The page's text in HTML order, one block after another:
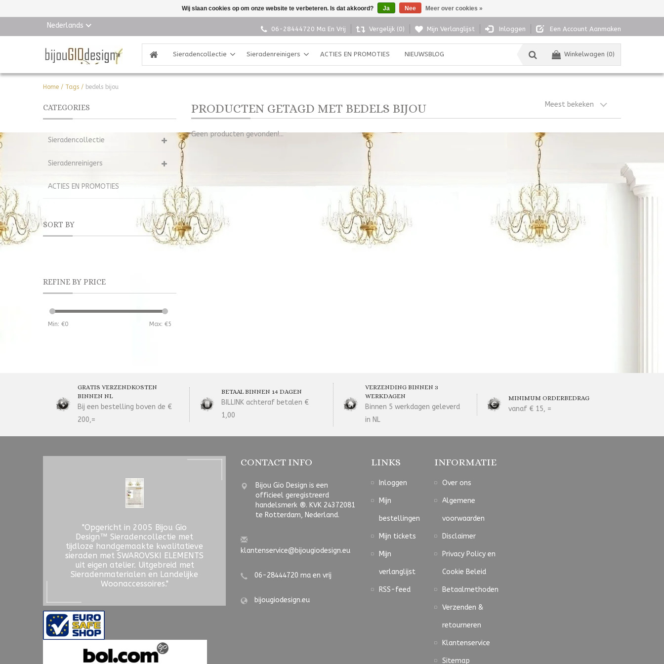
Nederlands 06-28444720 Ma En Vrij Vergelijk (0) Mijn Verlanglijst Inloggen Een Account Aanmaken
Winkelwagen (0)
Sieradencollectie Sieradenreinigers ACTIES EN PROMOTIES NIEUWSBLOG
Home / Tags / bedels bijou
CATEGORIES
Sieradencollectie
Sieradenreinigers
ACTIES EN PROMOTIES
SORT BY
REFINE BY PRICE
Min: €0 Max: €5
PRODUCTEN GETAGD MET BEDELS BIJOU Meest bekeken
Geen producten gevonden!...
GRATIS VERZENDKOSTEN
BINNEN NL
Bij een bestelling boven de €
200,=
BETAAL BINNEN 14 DAGEN
BILLINK achteraf betalen €
1,00
VERZENDING BINNEN 3
WERKDAGEN
Binnen 5 werkdagen geleverd
in NL
MINIMUM ORDERBEDRAG
vanaf € 15, =
"Opgericht in 2005 Bijou Gio
Design™ Sieradencollectie met
tijdloze handgemaakte kwalitatieve
sieraden met SWAROVSKI ELEMENTS
uit eigen atelier. Uitgebreid met
Sieradenmaterialen en Landelijke
Woonaccessoires."
CONTACT INFO
Bijou Gio Design is een
officieel geregistreerd
handelsmerk ®. KVK 24372081
te Rotterdam, Nederland.
klantenservice@bijougiodesign.eu
06-28444720 ma en vrij
bijougiodesign.eu
LINKS
Inloggen
Mijn
bestellingen
Mijn tickets
Mijn
verlanglijst
RSS-feed
INFORMATIE
Over ons
Algemene
voorwaarden
Disclaimer
Privacy Policy en
Cookie Beleid
Betaalmethoden
Verzenden &
retourneren
Klantenservice
Sitemap
Wij slaan cookies op om onze website te verbeteren. Is dat akkoord? Ja Nee Meer over cookies »